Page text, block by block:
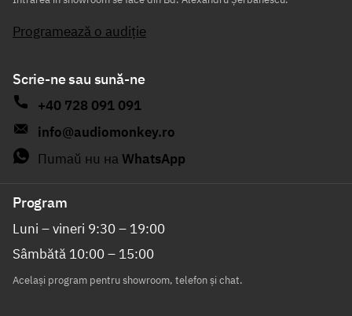
Programează o audiție
Scrie-ne sau sună-ne
+40 728 091 091
info@audiomonkey.ro
Питай ни на WhatsApp
Program
Luni – vineri 9:30 – 19:00
Sâmbătă 10:00 – 15:00
Același program pentru showroom, telefon și chat.